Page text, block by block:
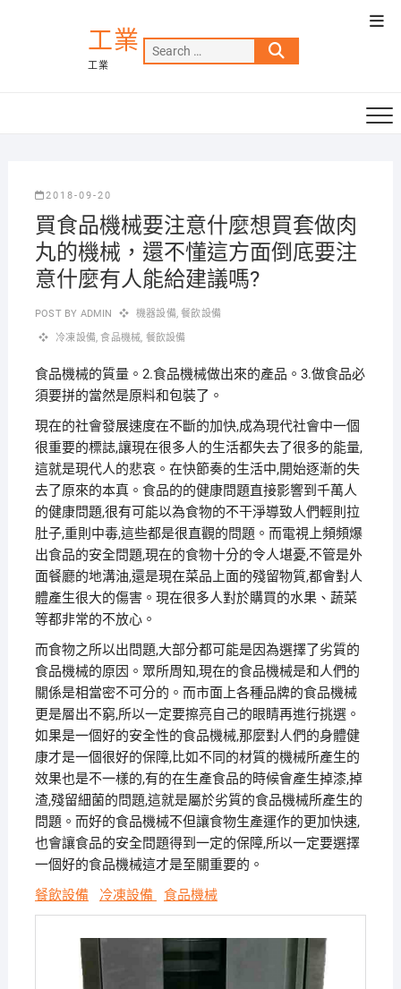
工業
工業
Search
…
2018-09-20
買食品機械要注意什麼想買套做肉
丸的機械，還不懂這方面倒底要注
意什麼有人能給建議嗎?
POST BY ADMIN 機器設備,餐飲設備
冷凍設備,食品機械, 餐飲設備
食品機械的質量。2.食品機械做出來的產品。3.做食品必
須要拼的當然是原料和包裝了。
現在的社會發展速度在不斷的加快,成為現代社會中一個
很重要的標誌,讓現在很多人的生活都失去了很多的能量,
這就是現代人的悲哀。在快節奏的生活中,開始逐漸的失
去了原來的本真。食品的的健康問題直接影響到千萬人
的健康問題,很有可能以為食物的不干淨導致人們輕則拉
肚子,重則中毒,這些都是很直觀的問題。而電視上頻頻爆
出食品的安全問題,現在的食物十分的令人堪憂,不管是外
面餐廳的地溝油,還是現在菜品上面的殘留物質,都會對人
體產生很大的傷害。現在很多人對於購買的水果、蔬菜
等都非常的不放心。
而食物之所以出問題,大部分都可能是因為選擇了劣質的
食品機械的原因。眾所周知,現在的食品機械是和人們的
關係是相當密不可分的。而市面上各種品牌的食品機械
更是層出不窮,所以一定要擦亮自己的眼睛再進行挑選。
如果是一個好的安全性的食品機械,那麼對人們的身體健
康才是一個很好的保障,比如不同的材質的機械所產生的
效果也是不一樣的,有的在生產食品的時候會產生掉漆,掉
渣,殘留細菌的問題,這就是屬於劣質的食品機械所產生的
問題。而好的食品機械不但讓食物生產運作的更加快速,
也會讓食品的安全問題得到一定的保障,所以一定要選擇
一個好的食品機械這才是至關重要的。
餐飲設備
冷凍設備 食品機械